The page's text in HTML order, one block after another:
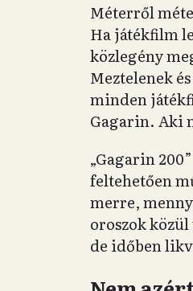
Méterről
Ha játékfilm
közlegény
Meztelenek
minden
Gagarin. Aki
„Gagarin
feltehetően
merre,
oroszok
de időben